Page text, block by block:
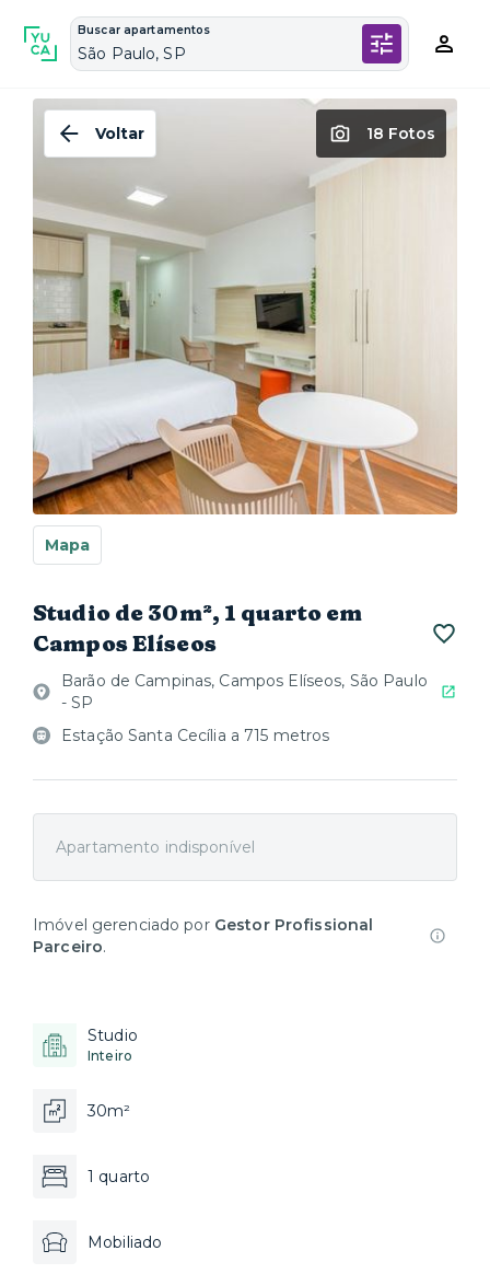
Buscar apartamentos
São Paulo, SP
Voltar 18 Fotos
Mapa
Studio de 30m², 1 quarto em
Campos Elíseos
Barão de Campinas, Campos Elíseos, São Paulo
- SP
Estação Santa Cecília a 715 metros
Apartamento indisponível
Imóvel gerenciado por Gestor Profissional
Parceiro.
Studio
Inteiro
30m²
1 quarto
Mobiliado